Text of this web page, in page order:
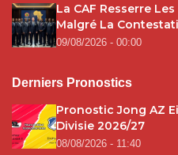
La CAF Resserre
Malgré La
09/08/2026 - 00:00
Derniers Pronostics
Pronostic Jong AZ
Divisie 2026/27
08/08/2026 - 11:40